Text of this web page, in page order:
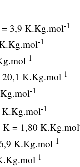
3,9 K.Kg.mol-1
-1
-1
20,1 K.Kg.mol-1
-1
K.Kg.mol-1
K = 1,80 K.Kg.mol
K.Kg.mol-1
-1